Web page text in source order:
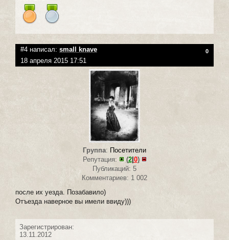
#4 написал: small knave 0
18 апреля 2015 17:51
Группа: Посетители
Репутация:
(2| 0)
Публикаций: 5
Комментариев: 1 002
после их уезда. Позабавило)
Отъезда наверное вы имели ввиду)))
Зарегистрирован:
13.11.2012